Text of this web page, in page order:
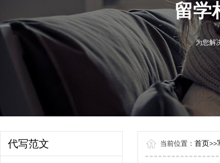
留学
为您解
代写范文 当前位置： 首页>>